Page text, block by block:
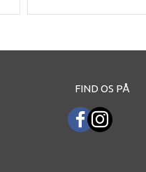
FIND OS PÅ